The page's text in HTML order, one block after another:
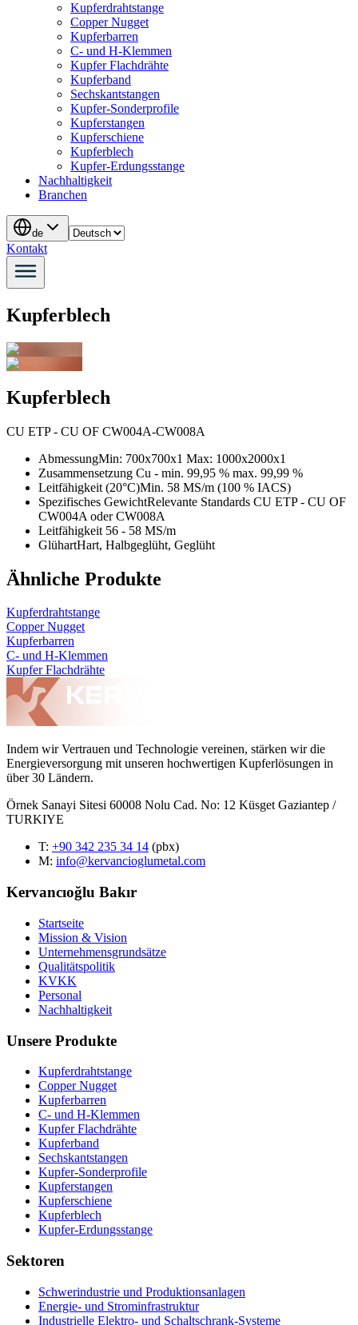
Kupferdrahtstange
Copper Nugget
Kupferbarren
C- und H-Klemmen
Kupfer Flachdrähte
Kupferband
Sechskantstangen
Kupfer-Sonderprofile
Kupferstangen
Kupferschiene
Kupferblech
Kupfer-Erdungsstange
Nachhaltigkeit
Branchen
de
Kontakt
Kupferblech
Kupferblech
CU ETP - CU OF CW004A-CW008A
AbmessungMin: 700x700x1 Max: 1000x2000x1
Zusammensetzung Cu - min. 99,95 % max. 99,99 %
Leitfähigkeit (20°C)Min. 58 MS/m (100 % IACS)
Spezifisches GewichtRelevante Standards CU ETP - CU OF
CW004A oder CW008A
Leitfähigkeit 56 - 58 MS/m
GlühartHart, Halbgeglüht, Geglüht
Ähnliche Produkte
Kupferdrahtstange
Copper Nugget
Kupferbarren
C- und H-Klemmen
Kupfer Flachdrähte
Indem wir Vertrauen und Technologie vereinen, stärken wir die
Energieversorgung mit unseren hochwertigen Kupferlösungen in
über 30 Ländern.
Örnek Sanayi Sitesi 60008 Nolu Cad. No: 12 Küsget Gaziantep /
TURKIYE
T: +90 342 235 34 14 (pbx)
M: info@kervancioglumetal.com
Kervancıoğlu Bakır
Startseite
Mission & Vision
Unternehmensgrundsätze
Qualitätspolitik
KVKK
Personal
Nachhaltigkeit
Unsere Produkte
Kupferdrahtstange
Copper Nugget
Kupferbarren
C- und H-Klemmen
Kupfer Flachdrähte
Kupferband
Sechskantstangen
Kupfer-Sonderprofile
Kupferstangen
Kupferschiene
Kupferblech
Kupfer-Erdungsstange
Sektoren
Schwerindustrie und Produktionsanlagen
Energie- und Strominfrastruktur
Industrielle Elektro- und Schaltschrank-Systeme